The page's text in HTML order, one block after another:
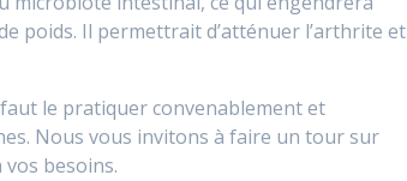
poids. Il permettrait d’atténuer l’arthrite et
le pratiquer convenablement et
Nous vous invitons à faire un tour sur
besoins.